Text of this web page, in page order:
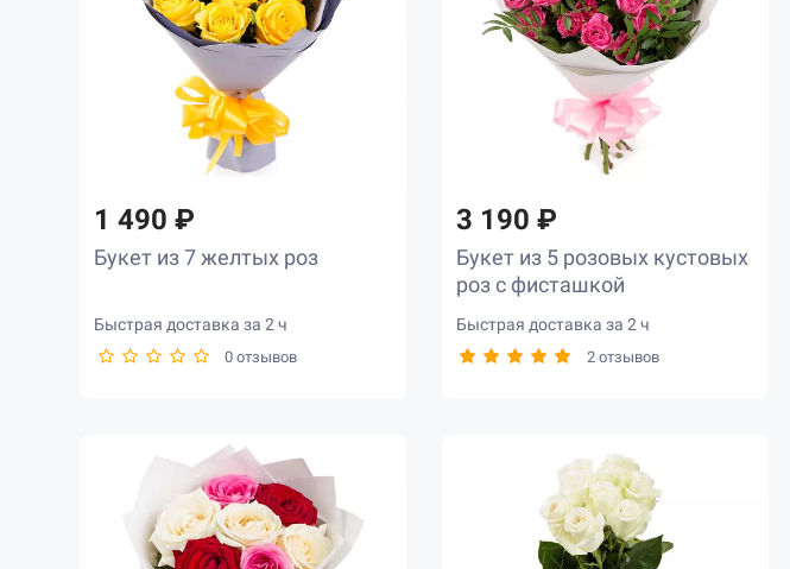
1 490 ₽
Букет из 7 желтых роз
Быстрая доставка за 2 ч
0 отзывов
3 190 ₽
Букет из 5 розовых кустовых
роз с фисташкой
Быстрая доставка за 2 ч
2 отзывов